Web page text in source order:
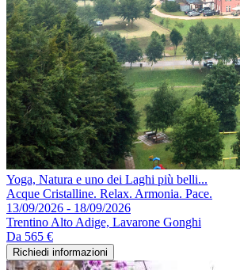
Yoga, Natura e uno dei Laghi più belli...
Acque Cristalline. Relax. Armonia. Pace.
13/09/2026 - 18/09/2026
Trentino Alto Adige, Lavarone Gonghi
Da 565 €
Richiedi informazioni